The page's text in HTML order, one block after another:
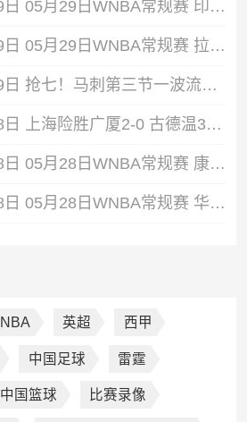
2026年05月29日 05月29日WNBA常规赛 印第安纳狂热88-90金州女武神 全场集锦
2026年05月29日 05月29日WNBA常规赛 拉斯维加斯王牌87-95达拉斯飞翼 全场集锦
2026年05月29日 抢七！马刺第三节一波流大胜雷霆扳成3-3 文班28+10 SGA18中6
2026年05月28日 上海险胜广厦2-0 古德温31+11&抢断3分压哨绝杀 布朗空砍50分
2026年05月28日 05月28日WNBA常规赛 康涅狄格太阳61-71波特兰火焰 全场集锦
2026年05月28日 05月28日WNBA常规赛 华盛顿神秘人78-64西雅图风暴 全场集锦
NBA 英超 西甲
中国足球 雷霆
中国篮球 比赛录像